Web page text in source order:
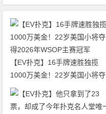
【EV扑克】16手牌速胜独揽
1000万美金！22岁美国小将夺
得2026年WSOP主赛冠军